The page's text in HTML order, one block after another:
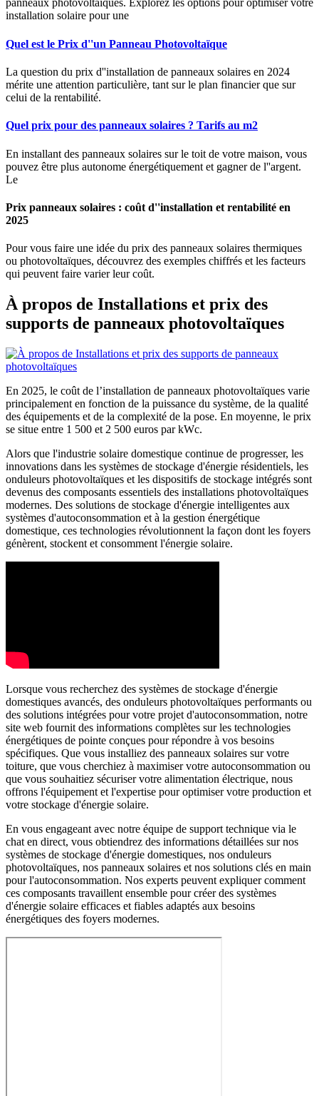
panneaux photovoltaïques. Explorez les options pour optimiser votre
installation solaire pour une
Quel est le Prix d''un Panneau Photovoltaïque
La question du prix d''installation de panneaux solaires en 2024
mérite une attention particulière, tant sur le plan financier que sur
celui de la rentabilité.
Quel prix pour des panneaux solaires ? Tarifs au m2
En installant des panneaux solaires sur le toit de votre maison, vous
pouvez être plus autonome énergétiquement et gagner de l''argent.
Le
Prix panneaux solaires : coût d''installation et rentabilité en
2025
Pour vous faire une idée du prix des panneaux solaires thermiques
ou photovoltaïques, découvrez des exemples chiffrés et les facteurs
qui peuvent faire varier leur coût.
À propos de Installations et prix des
supports de panneaux photovoltaïques
En 2025, le coût de l’installation de panneaux photovoltaïques varie
principalement en fonction de la puissance du système, de la qualité
des équipements et de la complexité de la pose. En moyenne, le prix
se situe entre 1 500 et 2 500 euros par kWc.
Alors que l'industrie solaire domestique continue de progresser, les
innovations dans les systèmes de stockage d'énergie résidentiels, les
onduleurs photovoltaïques et les dispositifs de stockage intégrés sont
devenus des composants essentiels des installations photovoltaïques
modernes. Des solutions de stockage d'énergie intelligentes aux
systèmes d'autoconsommation et à la gestion énergétique
domestique, ces technologies révolutionnent la façon dont les foyers
génèrent, stockent et consomment l'énergie solaire.
Lorsque vous recherchez des systèmes de stockage d'énergie
domestiques avancés, des onduleurs photovoltaïques performants ou
des solutions intégrées pour votre projet d'autoconsommation, notre
site web fournit des informations complètes sur les technologies
énergétiques de pointe conçues pour répondre à vos besoins
spécifiques. Que vous installiez des panneaux solaires sur votre
toiture, que vous cherchiez à maximiser votre autoconsommation ou
que vous souhaitiez sécuriser votre alimentation électrique, nous
offrons l'équipement et l'expertise pour optimiser votre production et
votre stockage d'énergie solaire.
En vous engageant avec notre équipe de support technique via le
chat en direct, vous obtiendrez des informations détaillées sur nos
systèmes de stockage d'énergie domestiques, nos onduleurs
photovoltaïques, nos panneaux solaires et nos solutions clés en main
pour l'autoconsommation. Nos experts peuvent expliquer comment
ces composants travaillent ensemble pour créer des systèmes
d'énergie solaire efficaces et fiables adaptés aux besoins
énergétiques des foyers modernes.